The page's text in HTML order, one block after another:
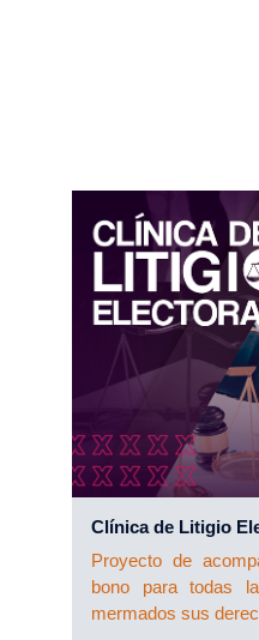
Clínica de Litigio
Proyecto de
bono para todas
mermados sus